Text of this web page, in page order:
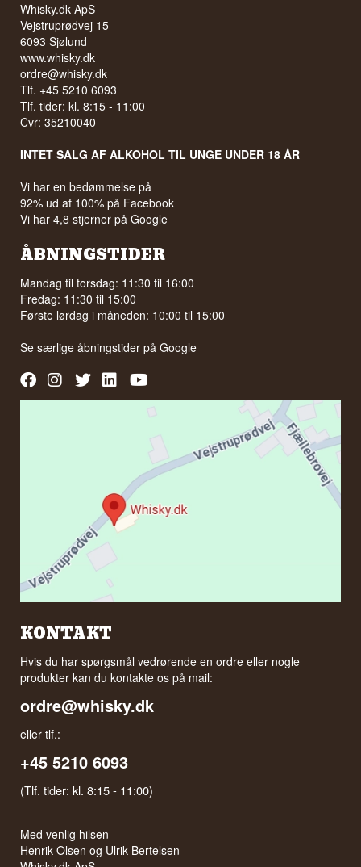
Whisky.dk ApS
Vejstruprødvej 15
6093 Sjølund
www.whisky.dk
ordre@whisky.dk
Tlf. +45 5210 6093
Tlf. tider: kl. 8:15 - 11:00
Cvr: 35210040
INTET SALG AF ALKOHOL TIL UNGE UNDER 18 ÅR
Vi har en bedømmelse på
92% ud af 100% på Facebook
Vi har 4,8 stjerner på Google
ÅBNINGSTIDER
Mandag til torsdag: 11:30 til 16:00
Fredag: 11:30 til 15:00
Første lørdag i måneden: 10:00 til 15:00
Se særlige åbningstider påGoogle
KONTAKT
Hvis du har spørgsmål vedrørende en ordre eller nogle
produkter kan du kontakte os på mail:
ordre@whisky.dk
eller tlf.:
+45 5210 6093
(Tlf. tider: kl. 8:15 - 11:00)
Med venlig hilsen
Henrik Olsen og Ulrik Bertelsen